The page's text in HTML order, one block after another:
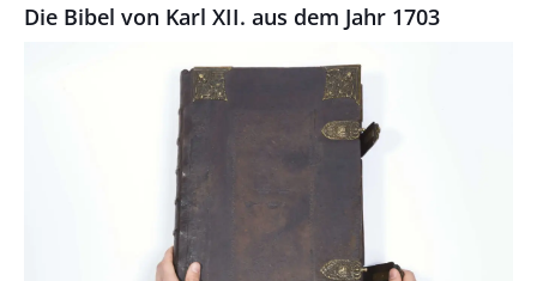
Die Bibel von Karl XII. aus dem Jahr 1703